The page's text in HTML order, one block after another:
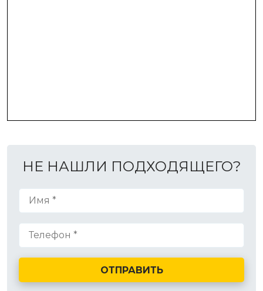
НЕ НАШЛИ ПОДХОДЯЩЕГО?
ОТПРАВИТЬ